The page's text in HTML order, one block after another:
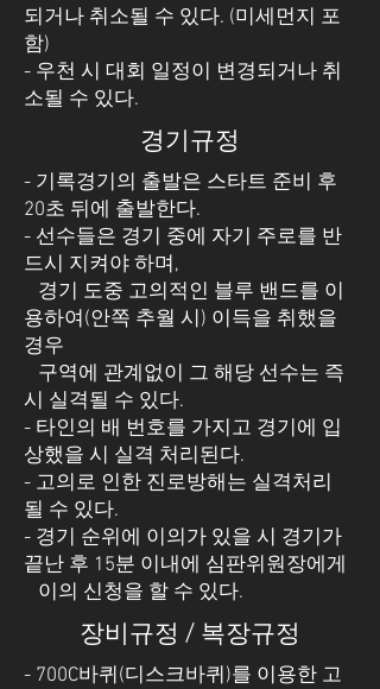
되거나 취소될 수 있다. (미세먼지 포
함)
- 우천 시 대회 일정이 변경되거나 취
소될 수 있다.
경기규정
- 기록경기의 출발은 스타트 준비 후
20초 뒤에 출발한다.
- 선수들은 경기 중에 자기 주로를 반
드시 지켜야 하며,
경기 도중 고의적인 블루 밴드를 이
용하여(안쪽 추월 시) 이득을 취했을
경우
구역에 관계없이 그 해당 선수는 즉
시 실격될 수 있다.
- 타인의 배 번호를 가지고 경기에 입
상했을 시 실격 처리된다.
- 고의로 인한 진로방해는 실격처리
될 수 있다.
- 경기 순위에 이의가 있을 시 경기가
끝난 후 15분 이내에 심판위원장에게
이의 신청을 할 수 있다.
장비규정 / 복장규정
- 700C바퀴(디스크바퀴)를 이용한 고